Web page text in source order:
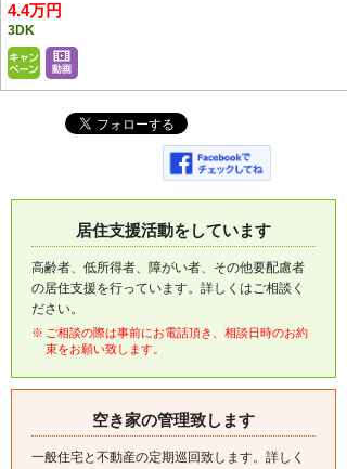
4.4万円
3DK
居住支援活動をしています
高齢者、低所得者、障がい者、その他要配慮者
の居住支援を行っています。詳しくはご相談く
ださい。
ご相談の際は事前にお電話頂き、相談日時のお約
束をお願い致します。
空き家の管理致します
一般住宅と不動産の定期巡回致します。詳しく